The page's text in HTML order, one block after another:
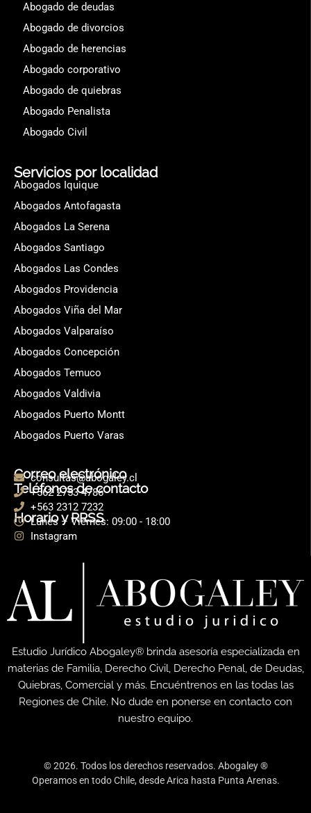
Abogado de deudas
Abogado de divorcios
Abogado de herencias
Abogado corporativo
Abogado de quiebras
Abogado Penalista
Abogado Civil
Servicios por localidad
Abogados Iquique
Abogados Antofagasta
Abogados La Serena
Abogados Santiago
Abogados Las Condes
Abogados Providencia
Abogados Viña del Mar
Abogados Valparaíso
Abogados Concepción
Abogados Temuco
Abogados Valdivia
Abogados Puerto Montt
Abogados Puerto Varas
Correo electrónico
consultas@abogaley.cl
Teléfonos de contacto
+562 2753 4786
+563 2312 7232
Horario y RRSS
Lunes – Viernes: 09:00 - 18:00
Instagram
Estudio Jurídico Abogaley® brinda asesoría especializada en
materias de Familia, Derecho Civil, Derecho Penal, de Deudas,
Quiebras, Comercial y más. Encuéntrenos en las todas las
Regiones de Chile. No dude en ponerse en contacto con
nuestro equipo.
© 2026. Todos los derechos reservados. Abogaley ®
Operamos en todo Chile, desde Arica hasta Punta Arenas.